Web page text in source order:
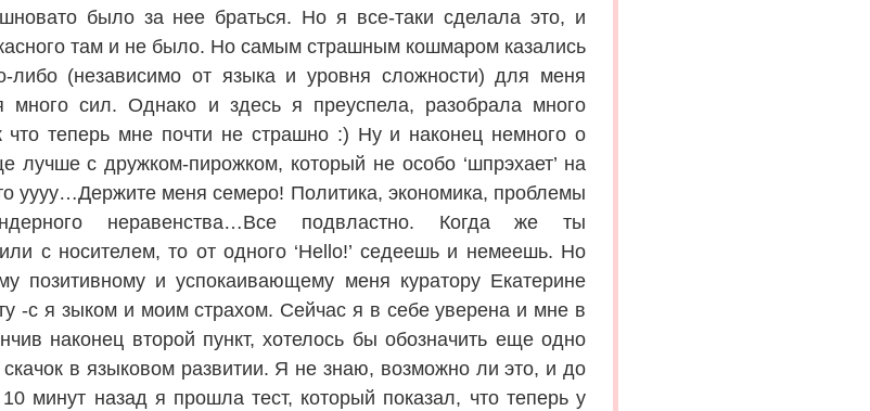
было за нее браться. Но я все-таки сделала это, и
там и не было. Но самым страшным кошмаром казались
либо (независимо от языка и уровня сложности) для меня
много сил. Однако и здесь я преуспела, разобрала много
что теперь мне почти не страшно :) Ну и наконец немного о
лучше с дружком-пирожком, который не особо ‘шпрэхает’ на
уууу…Держите меня семеро! Политика, экономика, проблемы
неравенства…Все подвластно. Когда же ты
с носителем, то от одного ‘Hello!’ седеешь и немеешь. Но
позитивному и успокаивающему меня куратору Екатерине
-с я зыком и моим страхом. Сейчас я в себе уверена и мне в
наконец второй пункт, хотелось бы обозначить еще одно
в языковом развитии. Я не знаю, возможно ли это, и до
минут назад я прошла тест, который показал, что теперь у